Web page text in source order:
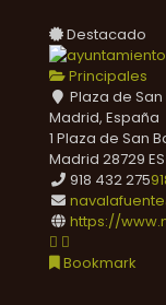
Destacado
Principales
Plaza de
Madrid, España
1 Plaza de San
Madrid 28729 ES
918 432 275
https://
Bookmark